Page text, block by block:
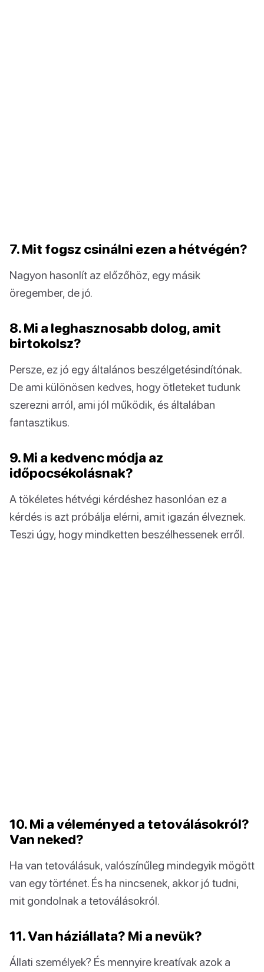
7. Mit fogsz csinálni ezen a hétvégén?
Nagyon hasonlít az előzőhöz, egy másik
öregember, de jó.
8. Mi a leghasznosabb dolog, amit
birtokolsz?
Persze, ez jó egy általános beszélgetésindítónak.
De ami különösen kedves, hogy ötleteket tudunk
szerezni arról, ami jól működik, és általában
fantasztikus.
9. Mi a kedvenc módja az
időpocsékolásnak?
A tökéletes hétvégi kérdéshez hasonlóan ez a
kérdés is azt próbálja elérni, amit igazán élveznek.
Teszi úgy, hogy mindketten beszélhessenek erről.
10. Mi a véleményed a tetoválásokról?
Van neked?
Ha van tetoválásuk, valószínűleg mindegyik mögött
van egy történet. És ha nincsenek, akkor jó tudni,
mit gondolnak a tetoválásokról.
11. Van háziállata? Mi a nevük?
Állati személyek? És mennyire kreatívak azok a